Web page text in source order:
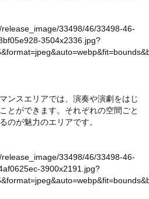
33498/46/33498-46-
3504x2336.jpg?
ンスエリアでは、演奏や演劇をはじ
とができます。それぞれの空間ごと
のが魅力のエリアです。
33498/46/33498-46-
3900x2191.jpg?